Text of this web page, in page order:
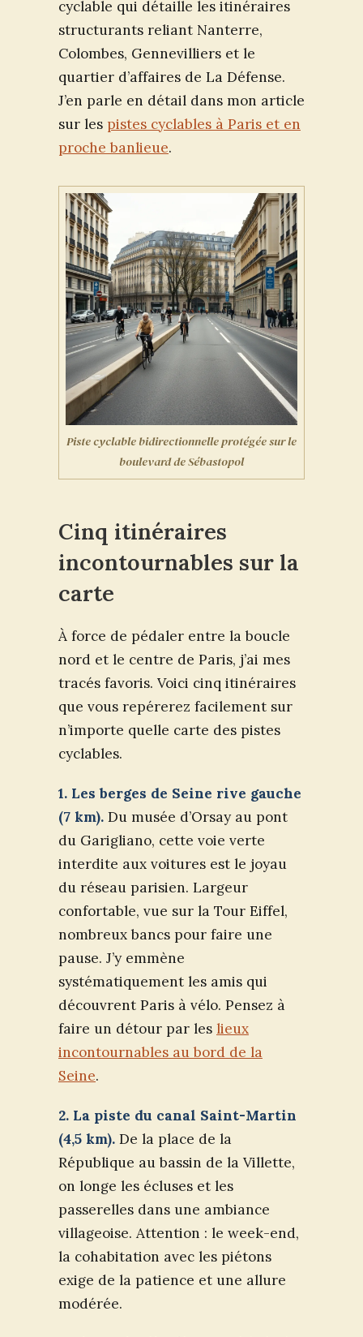
cyclable qui détaille les itinéraires
structurants reliant Nanterre,
Colombes, Gennevilliers et le
quartier d’affaires de La Défense.
J’en parle en détail dans mon article
sur les pistes cyclables à Paris et en
proche banlieue.
Piste cyclable bidirectionnelle protégée sur le
boulevard de Sébastopol
Cinq itinéraires
incontournables sur la
carte
À force de pédaler entre la boucle
nord et le centre de Paris, j’ai mes
tracés favoris. Voici cinq itinéraires
que vous repérerez facilement sur
n’importe quelle carte des pistes
cyclables.
1. Les berges de Seine rive gauche
(7 km). Du musée d’Orsay au pont
du Garigliano, cette voie verte
interdite aux voitures est le joyau
du réseau parisien. Largeur
confortable, vue sur la Tour Eiffel,
nombreux bancs pour faire une
pause. J’y emmène
systématiquement les amis qui
découvrent Paris à vélo. Pensez à
faire un détour par les lieux
incontournables au bord de la
Seine.
2. La piste du canal Saint-Martin
(4,5 km). De la place de la
République au bassin de la Villette,
on longe les écluses et les
passerelles dans une ambiance
villageoise. Attention : le week-end,
la cohabitation avec les piétons
exige de la patience et une allure
modérée.